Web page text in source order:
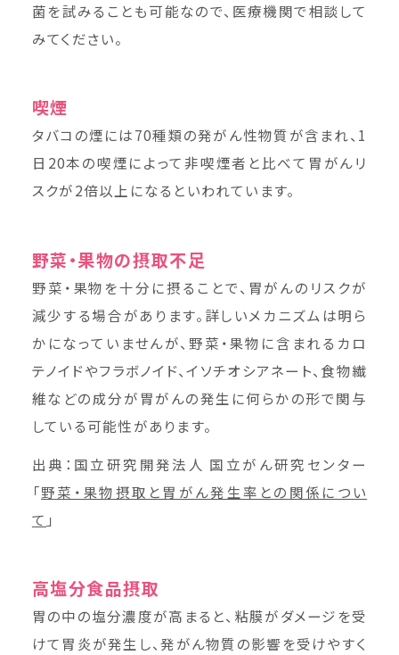
菌を試みることも可能なので、医療機関で相談して
みてください。
喫煙
タバコの煙には70種類の発がん性物質が含まれ、1
日20本の喫煙によって非喫煙者と比べて胃がんリ
スクが2倍以上になるといわれています。
野菜・果物の摂取不足
野菜・果物を十分に摂ることで、胃がんのリスクが
減少する場合があります。詳しいメカニズムは明ら
かになっていませんが、野菜・果物に含まれるカロ
テノイドやフラボノイド、イソチオシアネート、食物繊
維などの成分が胃がんの発生に何らかの形で関与
している可能性があります。
出典：国立研究開発法人 国立がん研究センター
「野菜・果物摂取と胃がん発生率との関係につい
て 」
高塩分食品摂取
胃の中の塩分濃度が高まると、粘膜がダメージを受
けて胃炎が発生し、発がん物質の影響を受けやすく